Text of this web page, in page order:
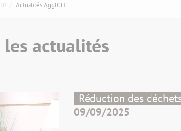
Actualités AgglOH
les actualités
Réduction des
09/09/2025